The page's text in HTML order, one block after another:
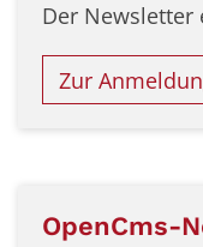
Der
Zur
OpenCms-